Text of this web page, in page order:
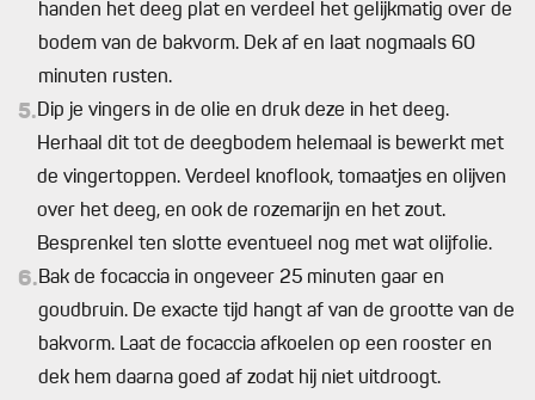
handen het deeg plat en verdeel het gelijkmatig over de
bodem van de bakvorm. Dek af en laat nogmaals 60
minuten rusten.
5.Dip je vingers in de olie en druk deze in het deeg.
Herhaal dit tot de deegbodem helemaal is bewerkt met
de vingertoppen. Verdeel knoflook, tomaatjes en olijven
over het deeg, en ook de rozemarijn en het zout.
Besprenkel ten slotte eventueel nog met wat olijfolie.
6.Bak de focaccia in ongeveer 25 minuten gaar en
goudbruin. De exacte tijd hangt af van de grootte van de
bakvorm. Laat de focaccia afkoelen op een rooster en
dek hem daarna goed af zodat hij niet uitdroogt.